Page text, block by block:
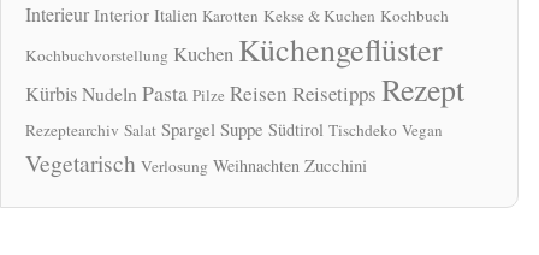
Interieur Interior Italien Karotten Kekse & Kuchen Kochbuch
Kochbuchvorstellung Kuchen Küchengeflüster
KürbisNudeln Pasta Pilze Reisen Reisetipps Rezept
Rezeptearchiv Salat Spargel Suppe Südtirol Tischdeko Vegan
Vegetarisch Verlosung Weihnachten Zucchini